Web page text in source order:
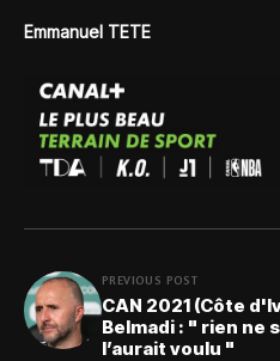
Emmanuel TETE
PREVIOUS POST
CAN 2021 (Côte
Belmadi : " rien ne
l’aurait voulu "